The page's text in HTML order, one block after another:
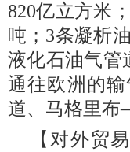
820亿立方米
吨；3条凝析
液化石油气管
通往欧洲的
道、马格里布
【对外贸